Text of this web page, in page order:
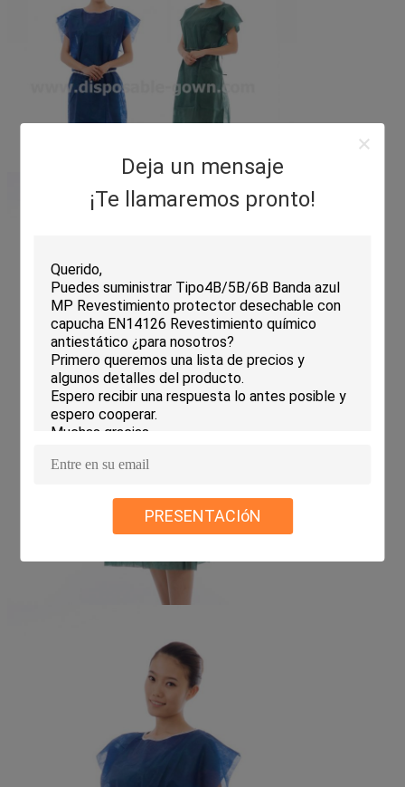
Deja un mensaje
¡Te llamaremos pronto!
PRESENTACIóN